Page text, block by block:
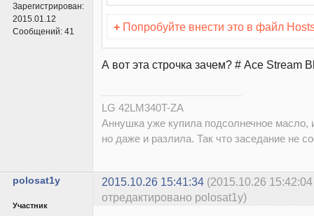
Зарегистрирован:
2015.01.12
Сообщений: 41 + Попробуйте внести это в файл
А вот эта строчка зачем? # Ace Stream
LG 42LM340T-ZA
Аннушка уже купила подсолнечное масло,
но даже и разлила. Так что заседание не
polosat1y 2015.10.26 15:41:34 (2015.10.26 15:42:04
отредактировано polosat1y)
Участник